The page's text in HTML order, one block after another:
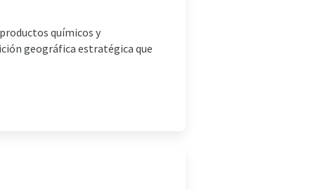
químicos y
geográfica estratégica que